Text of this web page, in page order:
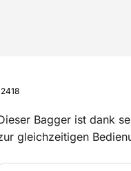
Bagger ist dank
gleichzeitigen